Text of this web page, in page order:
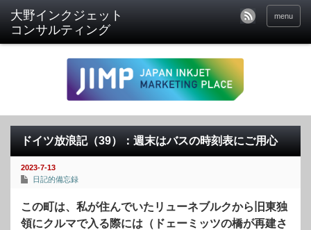
menu
ドイツ放浪記（39）：週末はバスの時刻表にご用心
2023-7-13
日記的備忘録
この町は、私が住んでいたリューネブルクから旧東独
領にクルマで入る際には（ドェーミッツの橋が再建さ